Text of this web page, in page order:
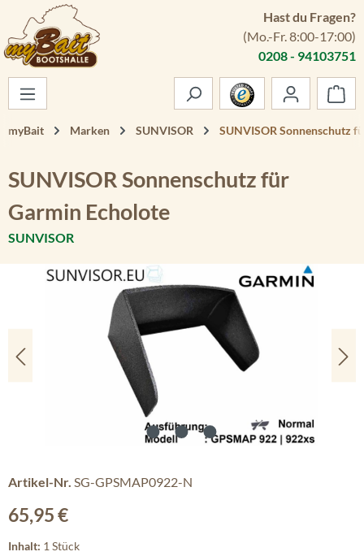
Zum Hauptinhalt springen
Hast du Fragen?
(Mo.-Fr. 8:00-17:00)
0208 - 94103751
myBait Marken SUNVISOR SUNVISOR Sonnenschutz
SUNVISOR Sonnenschutz für
Garmin Echolote
SUNVISOR
Bildergalerie überspringen
Artikel-Nr. SG-GPSMAP0922-N
Regulärer Preis:
65,95 €
Inhalt: 1 Stück